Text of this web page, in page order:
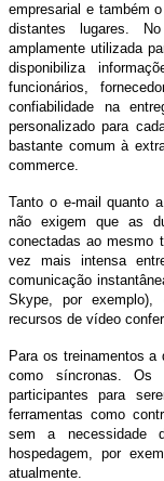
empresarial e também
distantes lugares.
amplamente utilizada
disponibiliza
funcionários,
confiabilidade na
personalizado para
bastante comum à
commerce.
Tanto o e-mail quanto
não exigem que as
conectadas ao mesmo
vez mais intensa
comunicação
Skype, por
recursos de vídeo
Para os treinamentos
como síncronas. Os
participantes para
ferramentas como
sem a necessidade
hospedagem, por
atualmente.